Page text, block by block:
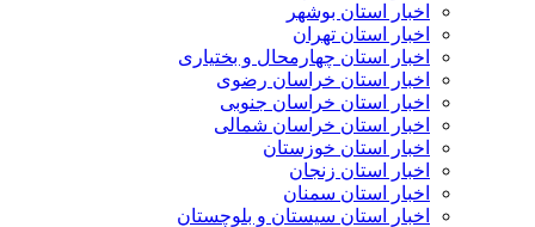
اخبار استان بوشهر
اخبار استان تهران
اخبار استان چهارمحال و بختیاری
اخبار استان خراسان رضوی
اخبار استان خراسان جنوبی
اخبار استان خراسان شمالی
اخبار استان خوزستان
اخبار استان زنجان
اخبار استان سمنان
اخبار استان سیستان و بلوچستان